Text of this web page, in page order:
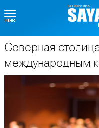
О Таиланде
Северная
международным